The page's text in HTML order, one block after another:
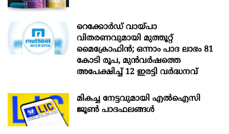
റെക്കോർഡ് വായ്പാ
വിതരണവുമായി മുത്തൂറ്റ്
മൈക്രോഫിൻ; ഒന്നാം പാദ ലാഭം 81
കോടി രൂപ, മുൻവർഷത്തെ
അപേക്ഷിച്ച് 12 ഇരട്ടി വർദ്ധനവ്
മികച്ച നേട്ടവുമായി എൽഐസി
ജൂൺ പാദഫലങ്ങൾ